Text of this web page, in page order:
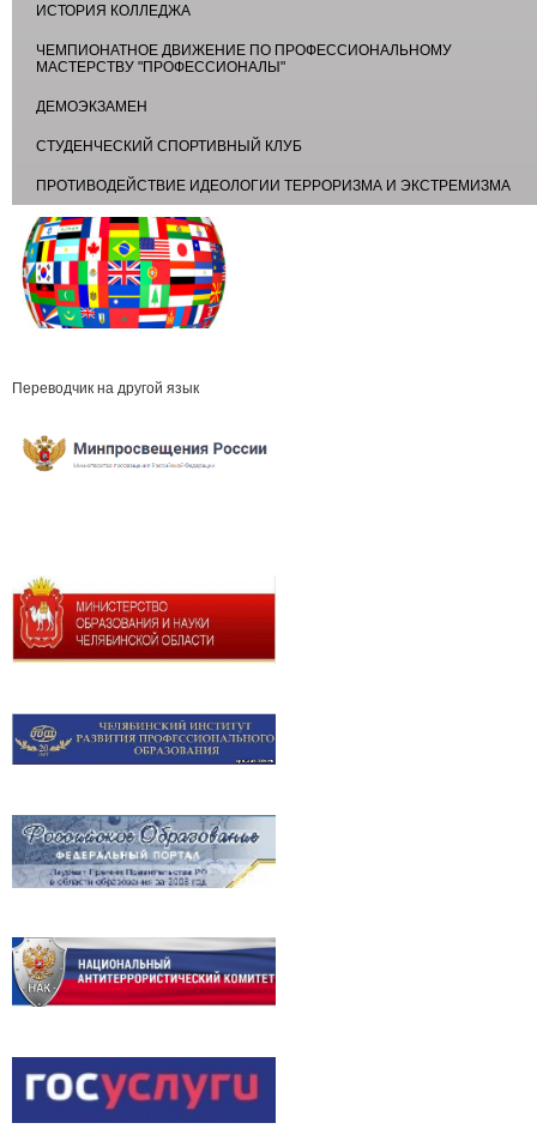
ИСТОРИЯ КОЛЛЕДЖА
ЧЕМПИОНАТНОЕ ДВИЖЕНИЕ ПО ПРОФЕССИОНАЛЬНОМУ
МАСТЕРСТВУ "ПРОФЕССИОНАЛЫ"
ДЕМОЭКЗАМЕН
СТУДЕНЧЕСКИЙ СПОРТИВНЫЙ КЛУБ
ПРОТИВОДЕЙСТВИЕ ИДЕОЛОГИИ ТЕРРОРИЗМА И ЭКСТРЕМИЗМА
Переводчик на другой язык